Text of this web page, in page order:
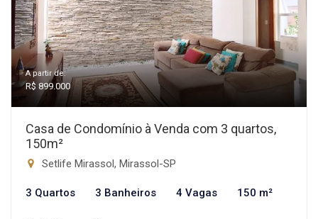
A partir de:
R$ 899.000
Casa de Condomínio à Venda com 3 quartos,
150m²
Setlife Mirassol, Mirassol-SP
3 Quartos 3 Banheiros 4 Vagas 150 m²